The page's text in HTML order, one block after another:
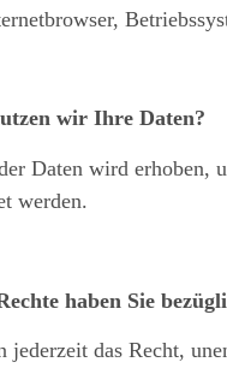
wir Ihre Daten?
Daten wird erhoben,
werden.
haben Sie
jederzeit das Recht,